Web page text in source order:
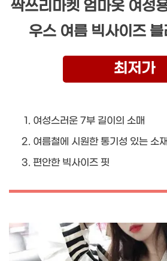
싹쓰리마켓 엄마옷 여성
우스 여름 빅사이즈
최저가
여성스러운 7부 길이의 소매
여름철에 시원한 통기성 있는 소재
편안한 빅사이즈 핏